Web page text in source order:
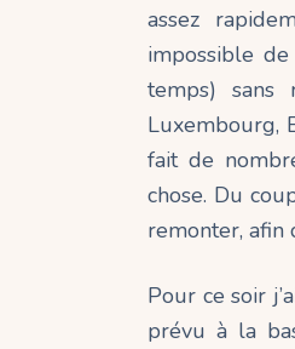
assez
impossible
temps) sans
Luxembourg,
fait de
chose. Du
remonter,
Pour ce soir
prévu à la